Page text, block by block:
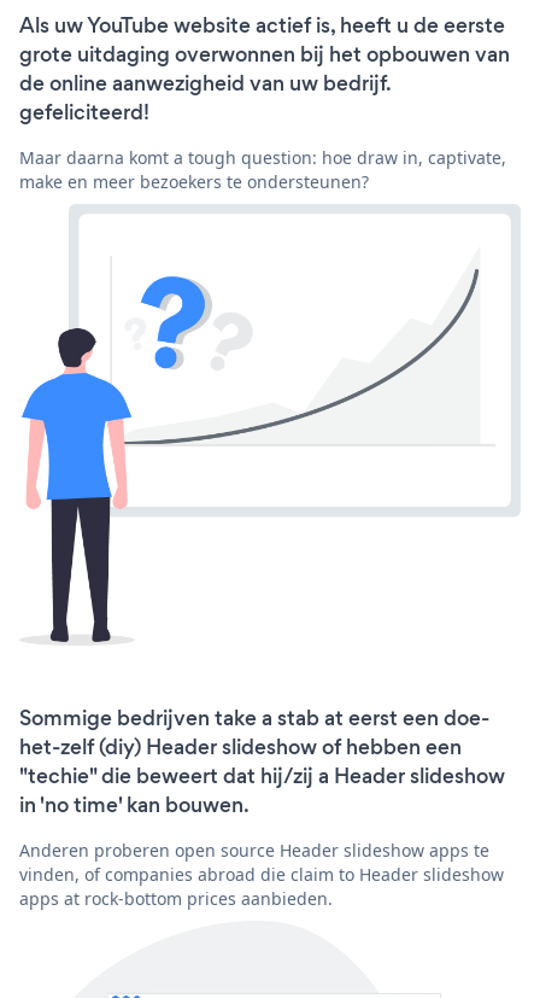
Als uw YouTube website actief is, heeft u de eerste
grote uitdaging overwonnen bij het opbouwen van
de online aanwezigheid van uw bedrijf.
gefeliciteerd!
Maar daarna komt a tough question: hoe draw in, captivate,
make en meer bezoekers te ondersteunen?
Sommige bedrijven take a stab at eerst een doe-
het-zelf (diy) Header slideshow of hebben een
"techie" die beweert dat hij/zij a Header slideshow
in 'no time' kan bouwen.
Anderen proberen open source Header slideshow apps te
vinden, of companies abroad die claim to Header slideshow
apps at rock-bottom prices aanbieden.